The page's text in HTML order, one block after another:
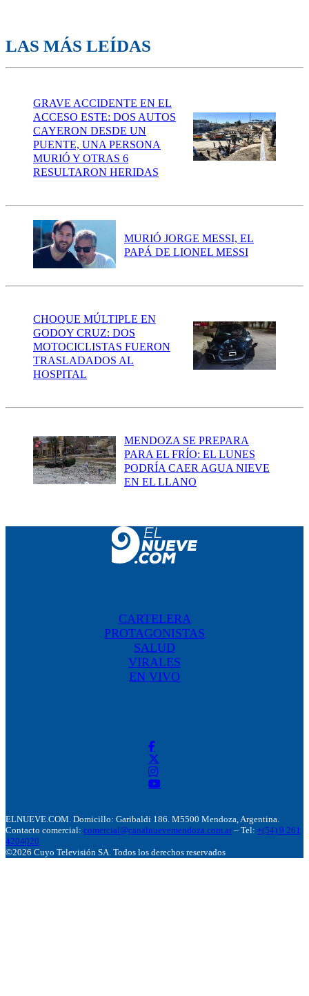
LAS MÁS LEÍDAS
GRAVE ACCIDENTE EN EL
ACCESO ESTE: DOS AUTOS
CAYERON DESDE UN
PUENTE, UNA PERSONA
MURIÓ Y OTRAS 6
RESULTARON HERIDAS
MURIÓ JORGE MESSI, EL
PAPÁ DE LIONEL MESSI
CHOQUE MÚLTIPLE EN
GODOY CRUZ: DOS
MOTOCICLISTAS FUERON
TRASLADADOS AL
HOSPITAL
MENDOZA SE PREPARA
PARA EL FRÍO: EL LUNES
PODRÍA CAER AGUA NIEVE
EN EL LLANO
CARTELERA
PROTAGONISTAS
SALUD
VIRALES
EN VIVO
ELNUEVE.COM. Domicillo: Garibaldi 186. M5500 Mendoza, Argentina.
Contacto comercial: comercial@canalnuevemendoza.com.ar – Tel: +(54) 9 261
4204020
©2026 Cuyo Televisión SA. Todos los derechos reservados